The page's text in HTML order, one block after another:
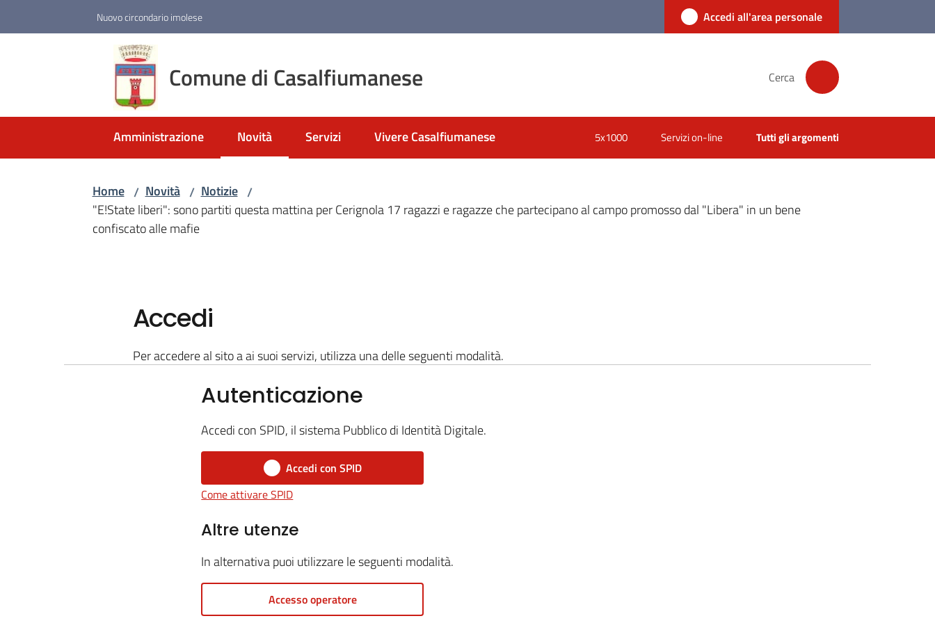
Nuovo circondario imolese Accedi all'area personale
Comune di Casalfiumanese Cerca
Amministrazione Novità
Menu selezionato
Servizi Vivere Casalfiumanese 5x1000 Servizi on-line Tutti gli argomenti
Home / Novità / Notizie /
"E!State liberi": sono partiti questa mattina per Cerignola 17 ragazzi e ragazze che partecipano al campo promosso dal "Libera" in un bene
confiscato alle mafie
Accedi
Per accedere al sito a ai suoi servizi, utilizza una delle seguenti modalità.
Autenticazione
Accedi con SPID, il sistema Pubblico di Identità Digitale.
Accedi con SPID
Come attivare SPID
Altre utenze
In alternativa puoi utilizzare le seguenti modalità.
Accesso operatore